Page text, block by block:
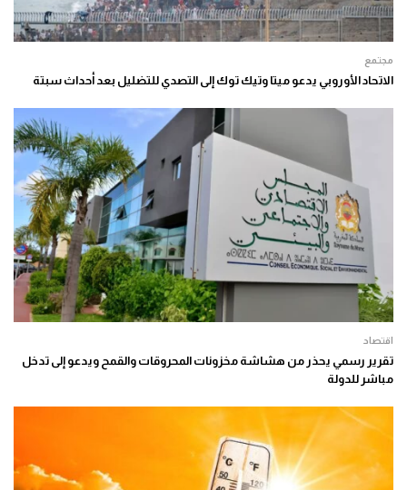
مجتمع
الاتحاد الأوروبي يدعو ميتا وتيك توك إلى التصدي للتضليل بعد أحداث سبتة
اقتصاد
تقرير رسمي يحذر من هشاشة مخزونات المحروقات والقمح ويدعو إلى تدخل
مباشر للدولة